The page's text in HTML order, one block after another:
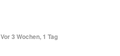
Vor 3 Wochen, 1 Tag